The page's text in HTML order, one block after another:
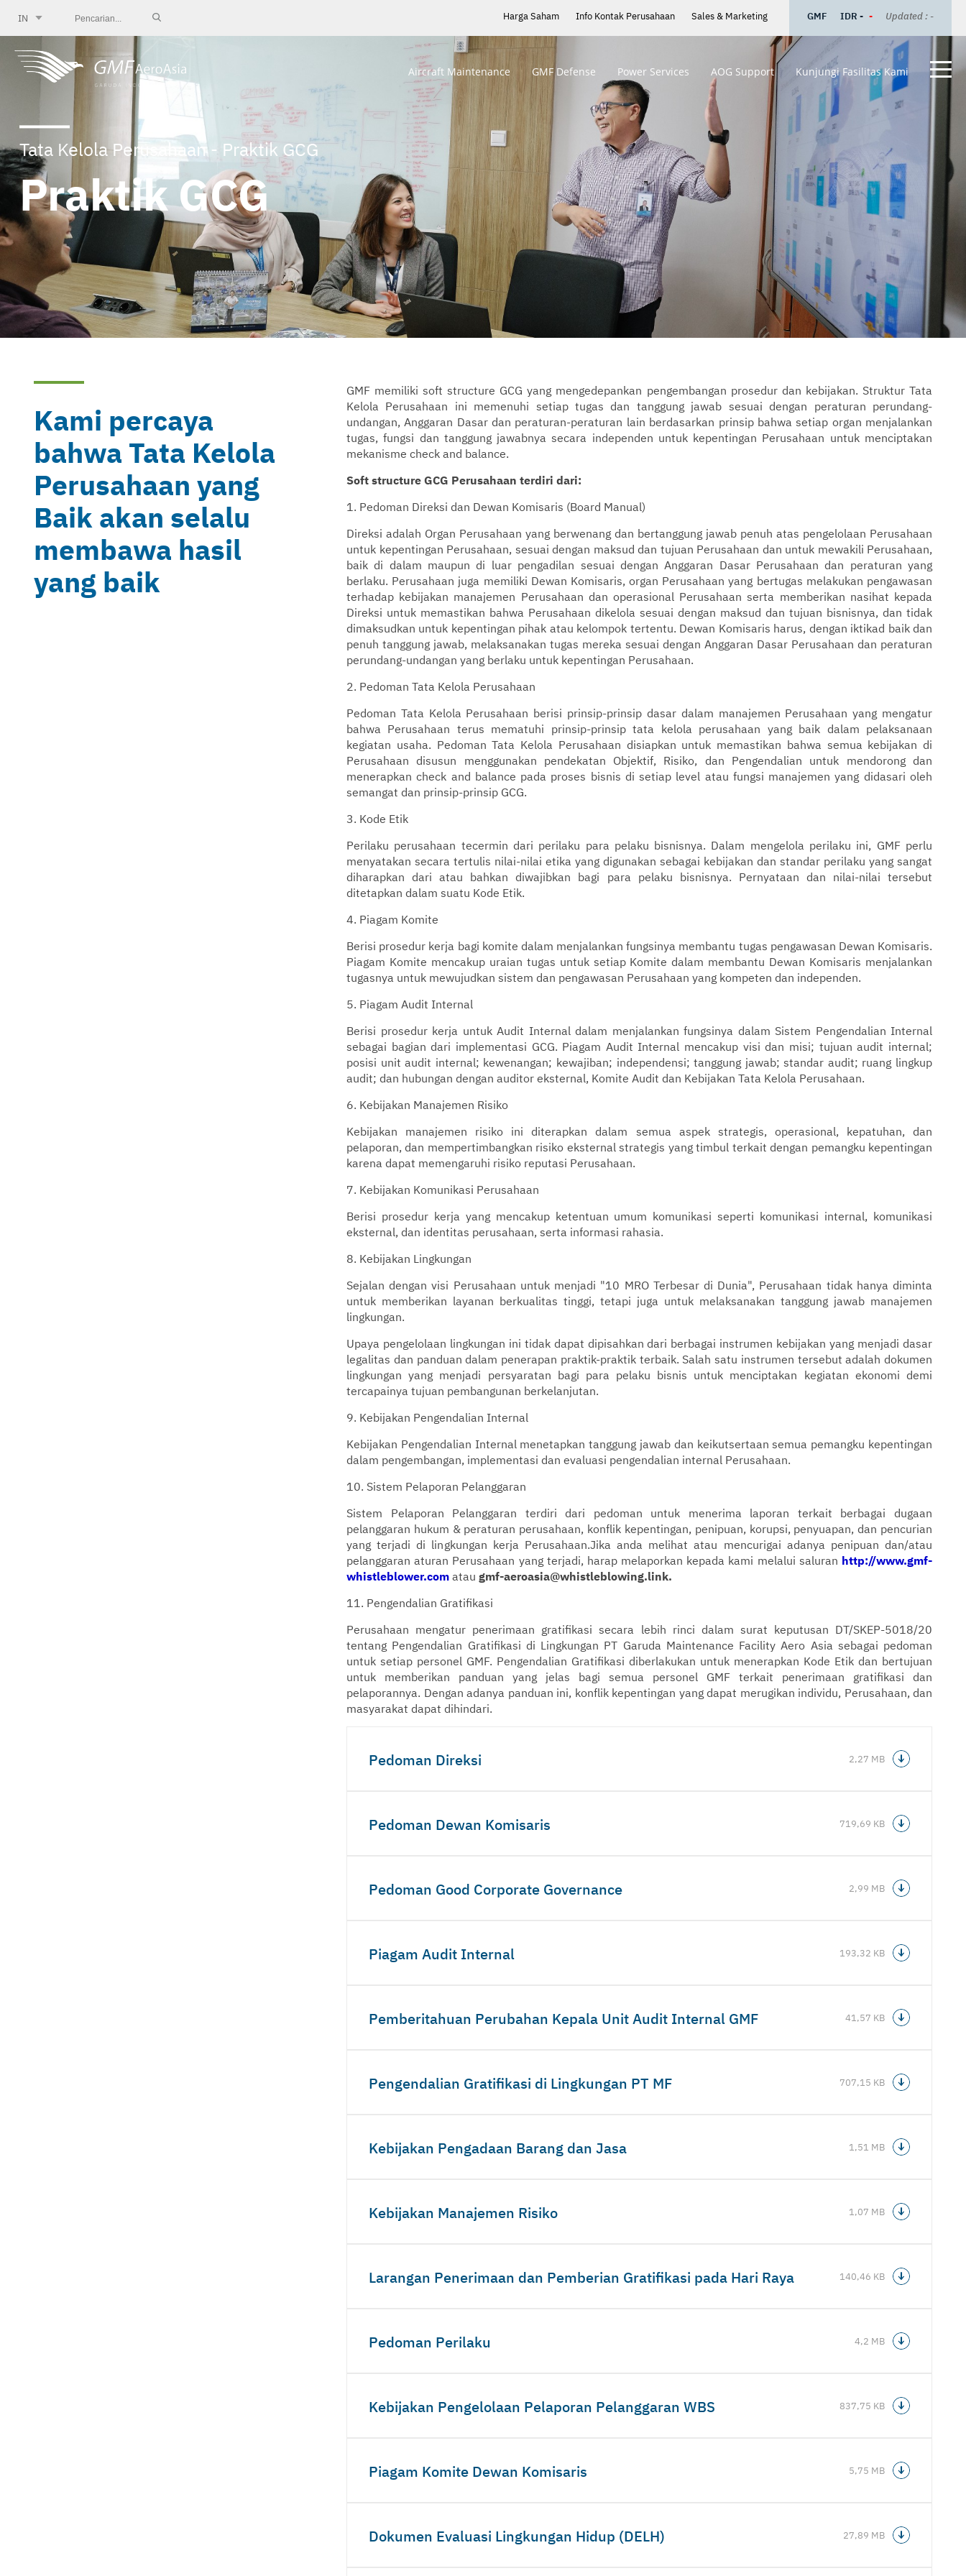
Tata Kelola Perusahaan - Praktik GCG
Praktik GCG
Kami percaya
bahwa Tata Kelola
Perusahaan yang
Baik akan selalu
membawa hasil
yang baik
GMF memiliki soft structure GCG yang mengedepankan pengembangan prosedur dan kebijakan. Struktur Tata
Kelola Perusahaan ini memenuhi setiap tugas dan tanggung jawab sesuai dengan peraturan perundang-
undangan, Anggaran Dasar dan peraturan-peraturan lain berdasarkan prinsip bahwa setiap organ menjalankan
tugas, fungsi dan tanggung jawabnya secara independen untuk kepentingan Perusahaan untuk menciptakan
mekanisme check and balance.
Soft structure GCG Perusahaan terdiri dari:
1. Pedoman Direksi dan Dewan Komisaris (Board Manual)
Direksi adalah Organ Perusahaan yang berwenang dan bertanggung jawab penuh atas pengelolaan Perusahaan
untuk kepentingan Perusahaan, sesuai dengan maksud dan tujuan Perusahaan dan untuk mewakili Perusahaan,
baik di dalam maupun di luar pengadilan sesuai dengan Anggaran Dasar Perusahaan dan peraturan yang
berlaku. Perusahaan juga memiliki Dewan Komisaris, organ Perusahaan yang bertugas melakukan pengawasan
terhadap kebijakan manajemen Perusahaan dan operasional Perusahaan serta memberikan nasihat kepada
Direksi untuk memastikan bahwa Perusahaan dikelola sesuai dengan maksud dan tujuan bisnisnya, dan tidak
dimaksudkan untuk kepentingan pihak atau kelompok tertentu. Dewan Komisaris harus, dengan iktikad baik dan
penuh tanggung jawab, melaksanakan tugas mereka sesuai dengan Anggaran Dasar Perusahaan dan peraturan
perundang-undangan yang berlaku untuk kepentingan Perusahaan.
2. Pedoman Tata Kelola Perusahaan
Pedoman Tata Kelola Perusahaan berisi prinsip-prinsip dasar dalam manajemen Perusahaan yang mengatur
bahwa Perusahaan terus mematuhi prinsip-prinsip tata kelola perusahaan yang baik dalam pelaksanaan
kegiatan usaha. Pedoman Tata Kelola Perusahaan disiapkan untuk memastikan bahwa semua kebijakan di
Perusahaan disusun menggunakan pendekatan Objektif, Risiko, dan Pengendalian untuk mendorong dan
menerapkan check and balance pada proses bisnis di setiap level atau fungsi manajemen yang didasari oleh
semangat dan prinsip-prinsip GCG.
3. Kode Etik
Perilaku perusahaan tecermin dari perilaku para pelaku bisnisnya. Dalam mengelola perilaku ini, GMF perlu
menyatakan secara tertulis nilai-nilai etika yang digunakan sebagai kebijakan dan standar perilaku yang sangat
diharapkan dari atau bahkan diwajibkan bagi para pelaku bisnisnya. Pernyataan dan nilai-nilai tersebut
ditetapkan dalam suatu Kode Etik.
4. Piagam Komite
Berisi prosedur kerja bagi komite dalam menjalankan fungsinya membantu tugas pengawasan Dewan Komisaris.
Piagam Komite mencakup uraian tugas untuk setiap Komite dalam membantu Dewan Komisaris menjalankan
tugasnya untuk mewujudkan sistem dan pengawasan Perusahaan yang kompeten dan independen.
5. Piagam Audit Internal
Berisi prosedur kerja untuk Audit Internal dalam menjalankan fungsinya dalam Sistem Pengendalian Internal
sebagai bagian dari implementasi GCG. Piagam Audit Internal mencakup visi dan misi; tujuan audit internal;
posisi unit audit internal; kewenangan; kewajiban; independensi; tanggung jawab; standar audit; ruang lingkup
audit; dan hubungan dengan auditor eksternal, Komite Audit dan Kebijakan Tata Kelola Perusahaan.
6. Kebijakan Manajemen Risiko
Kebijakan manajemen risiko ini diterapkan dalam semua aspek strategis, operasional, kepatuhan, dan
pelaporan, dan mempertimbangkan risiko eksternal strategis yang timbul terkait dengan pemangku kepentingan
karena dapat memengaruhi risiko reputasi Perusahaan.
7. Kebijakan Komunikasi Perusahaan
Berisi prosedur kerja yang mencakup ketentuan umum komunikasi seperti komunikasi internal, komunikasi
eksternal, dan identitas perusahaan, serta informasi rahasia.
8. Kebijakan Lingkungan
Sejalan dengan visi Perusahaan untuk menjadi "10 MRO Terbesar di Dunia", Perusahaan tidak hanya diminta
untuk memberikan layanan berkualitas tinggi, tetapi juga untuk melaksanakan tanggung jawab manajemen
lingkungan.
Upaya pengelolaan lingkungan ini tidak dapat dipisahkan dari berbagai instrumen kebijakan yang menjadi dasar
legalitas dan panduan dalam penerapan praktik-praktik terbaik. Salah satu instrumen tersebut adalah dokumen
lingkungan yang menjadi persyaratan bagi para pelaku bisnis untuk menciptakan kegiatan ekonomi demi
tercapainya tujuan pembangunan berkelanjutan.
9. Kebijakan Pengendalian Internal
Kebijakan Pengendalian Internal menetapkan tanggung jawab dan keikutsertaan semua pemangku kepentingan
dalam pengembangan, implementasi dan evaluasi pengendalian internal Perusahaan.
10. Sistem Pelaporan Pelanggaran
Sistem Pelaporan Pelanggaran terdiri dari pedoman untuk menerima laporan terkait berbagai dugaan
pelanggaran hukum & peraturan perusahaan, konflik kepentingan, penipuan, korupsi, penyuapan, dan pencurian
yang terjadi di lingkungan kerja Perusahaan.Jika anda melihat atau mencurigai adanya penipuan dan/atau
pelanggaran aturan Perusahaan yang terjadi, harap melaporkan kepada kami melalui saluran http://www.gmf-
whistleblower.comatau gmf-aeroasia@whistleblowing.link.
11. Pengendalian Gratifikasi
Perusahaan mengatur penerimaan gratifikasi secara lebih rinci dalam surat keputusan DT/SKEP-5018/20
tentang Pengendalian Gratifikasi di Lingkungan PT Garuda Maintenance Facility Aero Asia sebagai pedoman
untuk setiap personel GMF. Pengendalian Gratifikasi diberlakukan untuk menerapkan Kode Etik dan bertujuan
untuk memberikan panduan yang jelas bagi semua personel GMF terkait penerimaan gratifikasi dan
pelaporannya. Dengan adanya panduan ini, konflik kepentingan yang dapat merugikan individu, Perusahaan, dan
masyarakat dapat dihindari.
Pedoman Direksi 2,27 MB
Pedoman Dewan Komisaris 719,69 KB
Pedoman Good Corporate Governance 2,99 MB
Piagam Audit Internal 193,32 KB
Pemberitahuan Perubahan Kepala Unit Audit Internal GMF 41,57 KB
Pengendalian Gratifikasi di Lingkungan PT MF 707,15 KB
Kebijakan Pengadaan Barang dan Jasa 1,51 MB
Kebijakan Manajemen Risiko 1,07 MB
Larangan Penerimaan dan Pemberian Gratifikasi pada Hari Raya 140,46 KB
Pedoman Perilaku 4,2 MB
Kebijakan Pengelolaan Pelaporan Pelanggaran WBS 837,75 KB
Piagam Komite Dewan Komisaris 5,75 MB
Dokumen Evaluasi Lingkungan Hidup (DELH) 27,89 MB
IN Harga Saham Info Kontak Perusahaan Sales & Marketing GMF IDR - - Updated : -
Aircraft Maintenance GMF Defense Power Services AOG Support Kunjungi Fasilitas Kami